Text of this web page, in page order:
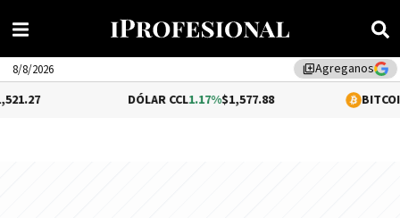
library_addAgreganos
8/8/2026
1.17%$1,577.88 0.05%